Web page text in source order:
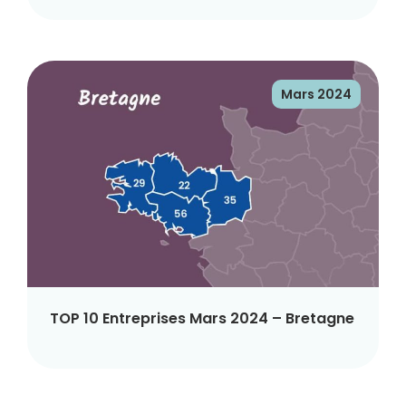
Mars 2024
TOP 10 Entreprises Mars 2024 – Bretagne